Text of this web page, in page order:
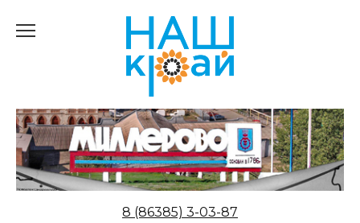
8 (86385) 3-03-87